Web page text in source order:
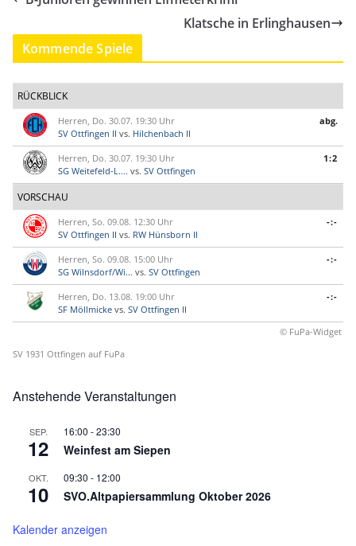
Klatsche in Erlinghausen
Kommende Spiele
RÜCKBLICK
Herren, Do. 30.07. 19:30 Uhr
SV Ottfingen II vs. Hilchenbach II
abg.
Herren, Do. 30.07. 19:30 Uhr
SG Weitefeld-L.... vs. SV Ottfingen
1:2
VORSCHAU
Herren, So. 09.08. 12:30 Uhr
SV Ottfingen II vs. RW Hünsborn II
-:-
Herren, So. 09.08. 15:00 Uhr
SG Wilnsdorf/Wi... vs. SV Ottfingen
-:-
Herren, Do. 13.08. 19:00 Uhr
SF Möllmicke vs. SV Ottfingen II
-:-
© FuPa-Widget
SV 1931 Ottfingen auf FuPa
Anstehende Veranstaltungen
SEP.
12
16:00 -23:30
Weinfest am Siepen
OKT.
10
09:30 - 12:00
SVO.Altpapiersammlung Oktober 2026
Kalender anzeigen